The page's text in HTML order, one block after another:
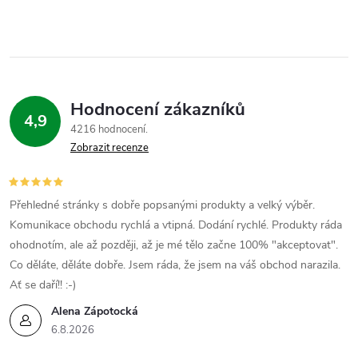
4,9 Hodnocení zákazníků
4216 hodnocení
Zobrazit recenze
Alena Zápotocká
6.8.2026
Přehledné stránky s dobře popsanými produkty a velký výběr.
Komunikace obchodu rychlá a vtipná. Dodání rychlé. Produkty ráda
ohodnotím, ale až později, až je mé tělo začne 100% "akceptovat".
Co děláte, děláte dobře. Jsem ráda, že jsem na váš obchod narazila.
Ať se daří!! :-)